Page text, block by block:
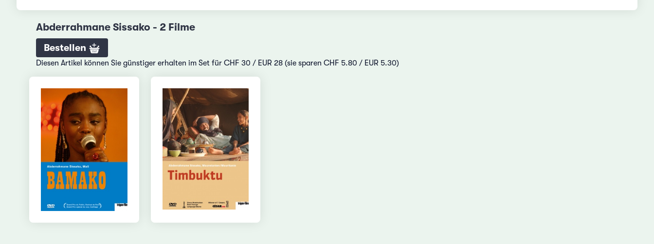
Abderrahmane Sissako - 2 Filme
Bestellen
Diesen Artikel können Sie günstiger erhalten im Set für CHF 30 / EUR 28 (sie sparen CHF 5.80 / EUR 5.30)